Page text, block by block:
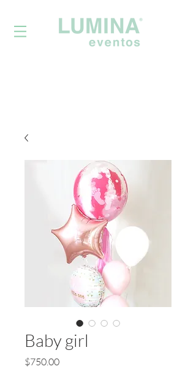
Baby girl
$750.00Precio
InnoTech Apps